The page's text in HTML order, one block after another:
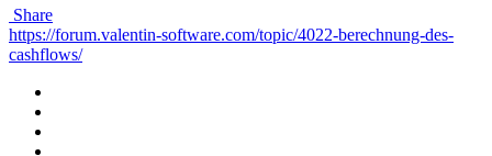
Share
https://forum.valentin-software.com/topic/4022-berechnung-des-
cashflows/